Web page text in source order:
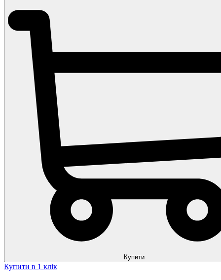
Купити
Купити в 1 клік